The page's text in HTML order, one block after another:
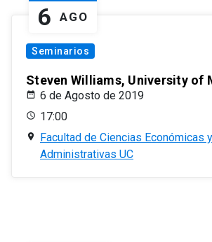
6 AGO
Seminarios
Steven Williams, University of
6 de Agosto de 2019
17:00
Facultad de Ciencias Económicas y
Administrativas UC